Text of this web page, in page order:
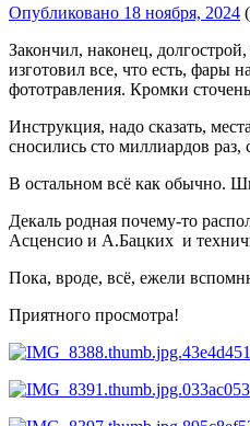
Опубликовано 18 ноября, 2024
Закончил, наконец,
изготовил все, что есть, фары
фототравления. Кромки
Инструкция, надо сказать,
сносились сто миллиардов раз,
В остальном всё как обычно.
Декаль родная почему-то
Асценсио и А.Бацких и
Пока, вроде, всё, ежели
Приятного просмотра!